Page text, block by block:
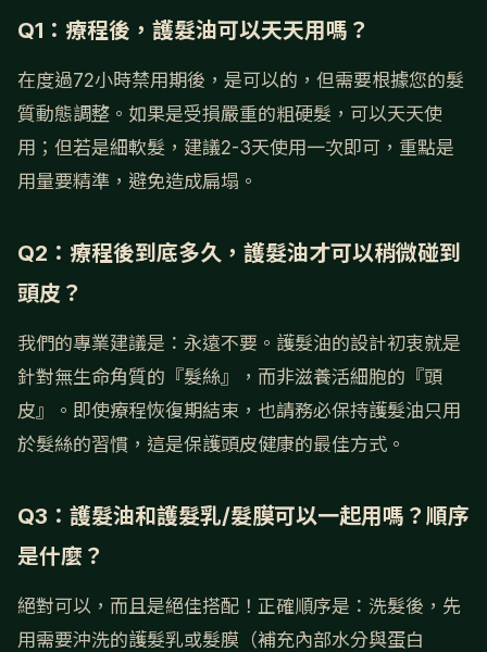
Q1：療程後，護髮油可以天天用嗎？
在度過72小時禁用期後，是可以的，但需要根據您的髮
質動態調整。如果是受損嚴重的粗硬髮，可以天天使
用；但若是細軟髮，建議2-3天使用一次即可，重點是
用量要精準，避免造成扁塌。
Q2：療程後到底多久，護髮油才可以稍微碰到
頭皮？
我們的專業建議是：永遠不要。護髮油的設計初衷就是
針對無生命角質的『髮絲』，而非滋養活細胞的『頭
皮』。即使療程恢復期結束，也請務必保持護髮油只用
於髮絲的習慣，這是保護頭皮健康的最佳方式。
Q3：護髮油和護髮乳/髮膜可以一起用嗎？順序
是什麼？
絕對可以，而且是絕佳搭配！正確順序是：洗髮後，先
用需要沖洗的護髮乳或髮膜（補充內部水分與蛋白